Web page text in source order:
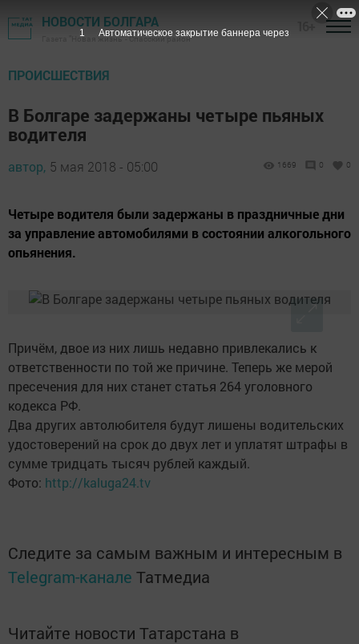
НОВОСТИ БОЛГАРА
Газета "Новая жизнь" - Спасский район
ПРОИСШЕСТВИЯ
В Болгаре задержаны четыре пьяных
водителя
автор, 5 мая 2018 - 05:00 1669 0 0
Четыре водителя были задержаны в праздничные дни
за управление автомобилями в состоянии алкогольного
опьянения.
Причём, двое из них лишь недавно привлекались к
ответственности по той же причине. Теперь же мерой
пресечения для них станет статья 264 уголовного
кодекса РФ.
Два других автолюбителя будут лишены водительских
удостоверений на срок до двух лет и уплатят штрафы в
сумме тридцать тысяч рублей каждый.
Фото: http://kaluga24.tv
Следите за самым важным и интересным в
Telegram-канале Татмедиа
Читайте новости Татарстана в